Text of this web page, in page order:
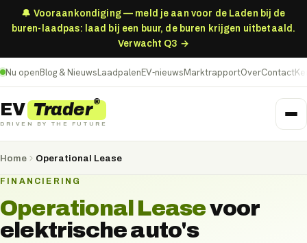
🔔 Vooraankondiging — meld je aan voor de Laden bij de
buren-laadpas: laad bij een buur, de buren krijgen uitbetaald.
Verwacht Q3 →
Nu openBlog & NieuwsLaadpalenEV-nieuwsMarktrapportOverContact
EV Trader®
DRIVEN BY THE FUTURE
Home Operational Lease
FINANCIERING
Operational Leasevoor
elektrische auto's